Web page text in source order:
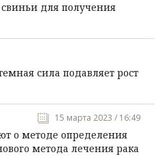
для получения
сила подавляет рост
15 марта 2023 / 16:49
о методе определения
метода лечения рака